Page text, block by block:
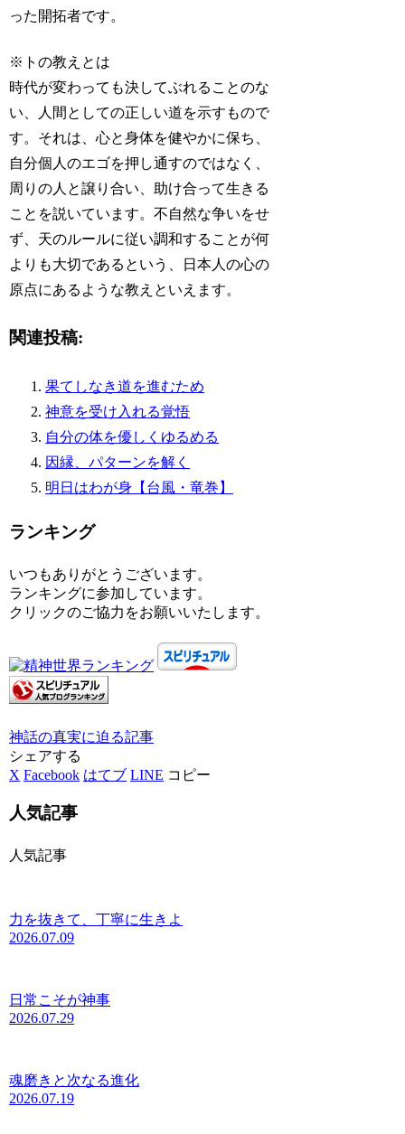
った開拓者です。
※トの教えとは
時代が変わっても決してぶれることのな
い、人間としての正しい道を示すもので
す。それは、心と身体を健やかに保ち、
自分個人のエゴを押し通すのではなく、
周りの人と譲り合い、助け合って生きる
ことを説いています。不自然な争いをせ
ず、天のルールに従い調和することが何
よりも大切であるという、日本人の心の
原点にあるような教えといえます。
関連投稿:
果てしなき道を進むため
神意を受け入れる覚悟
自分の体を優しくゆるめる
因縁、パターンを解く
明日はわが身【台風・竜巻】
ランキング
いつもありがとうございます。
ランキングに参加しています。
クリックのご協力をお願いいたします。
神話の真実に迫る記事
シェアする
X Facebook はてブ LINE コピー
人気記事
人気記事
力を抜きて、丁寧に生きよ
2026.07.09
日常こそが神事
2026.07.29
魂磨きと次なる進化
2026.07.19